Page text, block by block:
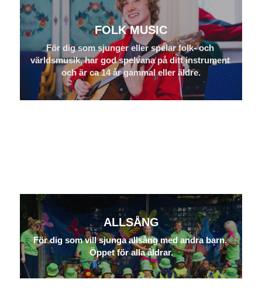
FOLK MUSIC
För dig som sjunger eller spelar folk- och
världsmusik, har god spelvana på ditt instrument
och är ca 14 år gammal eller äldre.
ALLSÅNG
För dig som vill sjunga allsång med andra barn.
Öppet för alla åldrar.